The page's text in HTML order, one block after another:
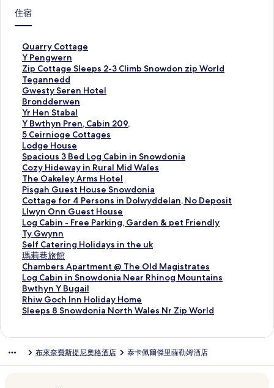
住宿
Quarry Cottage
此
連
結
會
開
啟
Q
u
a
r
r
y
C
o
t
t
a
g
e
頁
面
Y Pengwern
此
連
結
會
開
啟
Y
P
e
n
g
w
e
r
n
頁
面
Zip Cottage Sleeps 2-3 Climb Snowdon zip World
此
連
結
會
開
啟
Z
i
p
C
o
t
t
a
g
e
S
l
e
e
p
s
2
i
Tegannedd
此
連
結
會
開
啟
T
e
g
a
n
n
e
d
d
頁
面
Gwesty Seren Hotel
此
連
結
會
開
啟
G
w
e
s
t
y
S
e
r
e
n
H
o
t
e
Brondderwen
此
連
結
會
開
啟
B
r
o
n
d
d
e
r
w
e
n
頁
面
Yr Hen Stabal
此
連
結
會
開
啟
Y
r
H
e
n
S
t
a
b
a
l
頁
面
Y Bwthyn Pren, Cabin 209,
此
連
結
會
開
啟
Y
B
w
t
h
y
n
P
r
e
n
,
n
5 Ceirnioge Cottages
此
連
結
會
開
啟
5
C
e
i
r
n
i
o
g
e
C
g
Lodge House
此
連
結
會
開
啟
L
o
d
g
e
H
o
u
s
e
Spacious 3 Bed Log Cabin in Snowdonia
此
連
結
會
開
啟
S
p
a
c
i
o
u
s
3
o
Cozy Hideway in Rural Mid Wales
此
連
結
會
開
啟
C
o
z
y
H
i
d
e
n
The Oakeley Arms Hotel
此
連
結
會
開
啟
T
h
e
O
a
k
e
r
Pisgah Guest House Snowdonia
此
連
結
會
開
啟
P
i
s
g
a
h
t
Cottage for 4 Persons in Dolwyddelan, No Deposit
此
連
結
會
開
啟
C
o
t
t
a
r
Llwyn Onn Guest House
此
連
結
會
開
啟
L
l
w
y
G
Log Cabin - Free Parking, Garden & pet Friendly
此
連
結
會
開
啟
L
o
g
n
Ty Gwynn
此
連
結
會
開
啟
T
y
n
Self Catering Holidays in the uk
此
連
結
會
開
啟
S
a
瑪莉巷旅館
此
連
結
會
開
啟
旅
館
Chambers Apartment @ The Old Magistrates
此
連
結
會
開
m
Log Cabin in Snowdonia Near Rhinog Mountains
此
連
結
會
g
Bwthyn Y Bugail
此
連
結
w
Rhiw Goch Inn Holiday Home
此
連
啟
R
Sleeps 8 Snowdonia North Wales Nr Zip World
此
開
啟
布來奈費斯提尼奧格酒店 泰卡佩爾傑里薩勒姆酒店